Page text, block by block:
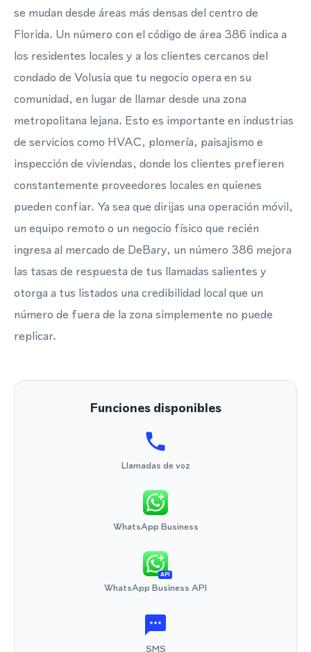
se mudan desde áreas más densas del centro de
Florida. Un número con el código de área 386 indica a
los residentes locales y a los clientes cercanos del
condado de Volusia que tu negocio opera en su
comunidad, en lugar de llamar desde una zona
metropolitana lejana. Esto es importante en industrias
de servicios como HVAC, plomería, paisajismo e
inspección de viviendas, donde los clientes prefieren
constantemente proveedores locales en quienes
pueden confiar. Ya sea que dirijas una operación móvil,
un equipo remoto o un negocio físico que recién
ingresa al mercado de DeBary, un número 386 mejora
las tasas de respuesta de tus llamadas salientes y
otorga a tus listados una credibilidad local que un
número de fuera de la zona simplemente no puede
replicar.
Funciones disponibles
Llamadas de voz
WhatsApp Business
API
WhatsApp Business API
SMS